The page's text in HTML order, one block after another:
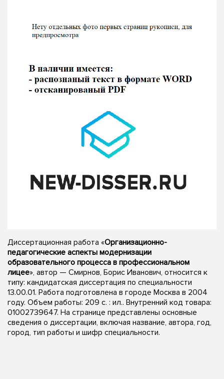
Диссертационная работа «Организационно-
педагогические аспекты модернизации
образовательного процесса в профессиональном
лицее», автор — Смирнов, Борис Иванович, относится к
типу: кандидатская диссертация по специальности
13.00.01. Работа подготовлена в городе Москва в 2004
году. Объем работы: 209 с. : ил.. Внутренний код товара:
01002739647. На странице представлены основные
сведения о диссертации, включая название, автора, год,
город, тип работы и шифр специальности.